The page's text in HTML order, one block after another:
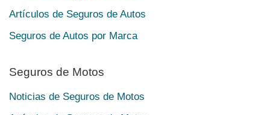
Artículos de Seguros de Autos
Seguros de Autos por Marca
Seguros de Motos
Noticias de Seguros de Motos